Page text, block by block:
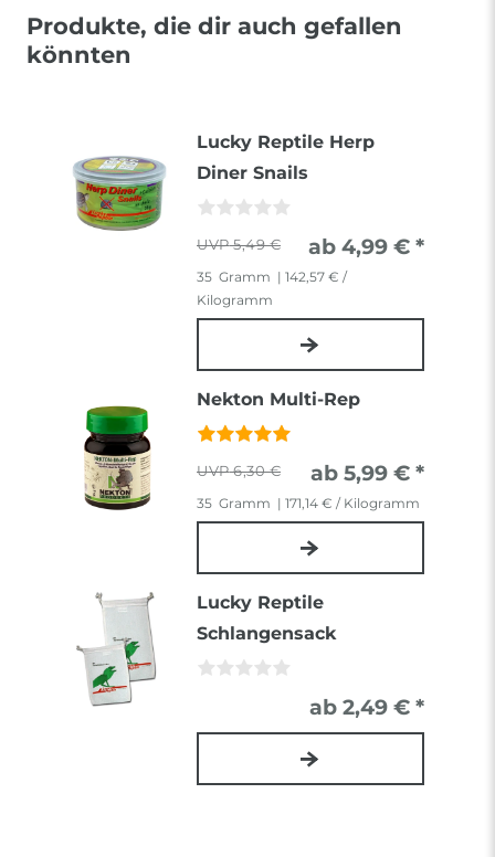
Produkte, die dir auch gefallen
könnten
Lucky Reptile Herp
Diner Snails
5,49 € ab 4,99 € *
35 Gramm | 142,57 € /
Kilogramm
Nekton Multi-Rep
6,30 € ab 5,99 € *
35 Gramm | 171,14 € / Kilogramm
Lucky Reptile
Schlangensack
ab 2,49 € *